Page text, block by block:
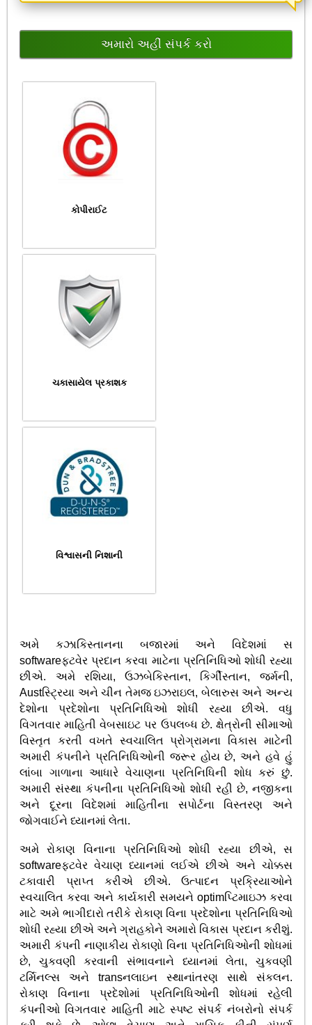
અમારો અહીં સંપર્ક કરો
કોપીરાઈટ
ચકાસાયેલ પ્રકાશક
વિશ્વાસની નિશાની
અમે કઝાકિસ્તાનના બજારમાં અને વિદેશમાં સ
softwareફ્ટવેર પ્રદાન કરવા માટેના પ્રતિનિધિઓ શોધી રહ્યા
છીએ. અમે રશિયા, ઉઝબેકિસ્તાન, કિર્ગીસ્તાન, જર્મની,
Austસ્ટ્રિયા અને ચીન તેમજ ઇઝરાઇલ, બેલારુસ અને અન્ય
દેશોના પ્રદેશોના પ્રતિનિધિઓ શોધી રહ્યા છીએ. વધુ
વિગતવાર માહિતી વેબસાઇટ પર ઉપલબ્ધ છે. ક્ષેત્રોની સીમાઓ
વિસ્તૃત કરતી વખતે સ્વચાલિત પ્રોગ્રામના વિકાસ માટેની
અમારી કંપનીને પ્રતિનિધિઓની જરૂર હોય છે, અને હવે હું
લાંબા ગાળાના આધારે વેચાણના પ્રતિનિધિની શોધ કરું છું.
અમારી સંસ્થા કંપનીના પ્રતિનિધિઓ શોધી રહી છે, નજીકના
અને દૂરના વિદેશમાં માહિતીના સપોર્ટના વિસ્તરણ અને
જોગવાઈને ધ્યાનમાં લેતા.
અમે રોકાણ વિનાના પ્રતિનિધિઓ શોધી રહ્યા છીએ, સ
softwareફ્ટવેર વેચાણ ધ્યાનમાં લઈએ છીએ અને ચોક્કસ
ટકાવારી પ્રાપ્ત કરીએ છીએ. ઉત્પાદન પ્રક્રિયાઓને
સ્વચાલિત કરવા અને કાર્યકારી સમયને optimપ્ટિમાઇઝ કરવા
માટે અમે ભાગીદારો તરીકે રોકાણ વિના પ્રદેશોના પ્રતિનિધિઓ
શોધી રહ્યા છીએ અને ગ્રાહકોને અમારો વિકાસ પ્રદાન કરીશું.
અમારી કંપની નાણાકીય રોકાણો વિના પ્રતિનિધિઓની શોધમાં
છે, ચુકવણી કરવાની સંભાવનાને ધ્યાનમાં લેતા, ચુકવણી
ટર્મિનલ્સ અને transનલાઇન સ્થાનાંતરણ સાથે સંકલન.
રોકાણ વિનાના પ્રદેશોમાં પ્રતિનિધિઓની શોધમાં રહેલી
કંપનીઓ વિગતવાર માહિતી માટે સ્પષ્ટ સંપર્ક નંબરોનો સંપર્ક